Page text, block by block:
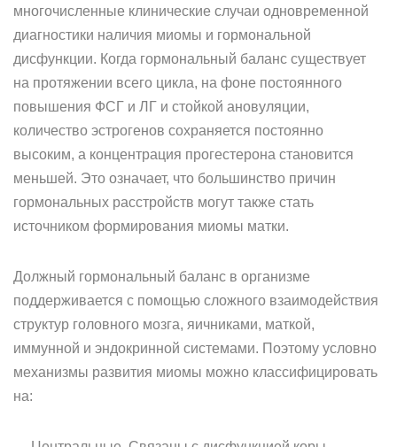
многочисленные клинические случаи одновременной
диагностики наличия миомы и гормональной
дисфункции. Когда гормональный баланс существует
на протяжении всего цикла, на фоне постоянного
повышения ФСГ и ЛГ и стойкой ановуляции,
количество эстрогенов сохраняется постоянно
высоким, а концентрация прогестерона становится
меньшей. Это означает, что большинство причин
гормональных расстройств могут также стать
источником формирования миомы матки.
Должный гормональный баланс в организме
поддерживается с помощью сложного взаимодействия
структур головного мозга, яичниками, маткой,
иммунной и эндокринной системами. Поэтому условно
механизмы развития миомы можно классифицировать
на: